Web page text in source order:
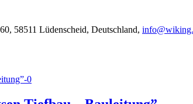
58511 Lüdenscheid, Deutschland,